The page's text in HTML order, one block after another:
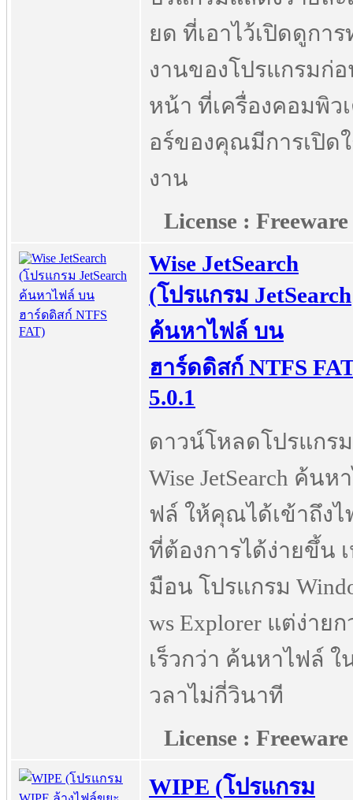
ยด ที่เอาไว้เปิดดูการ
งานของโปรแกรมก่
หน้า ที่เครื่องคอมพิว
อร์ของคุณมีการเปิด
งาน
License : Freeware
Wise JetSearch
(โปรแกรม JetSearch
ค้นหาไฟล์ บน
ฮาร์ดดิสก์ NTFS
5.0.1
ดาวน์โหลดโปรแกรม
Wise JetSearch ค้นห
ฟล์ ให้คุณได้เข้าถึงไ
ที่ต้องการได้ง่ายขึ้น
มือน โปรแกรม
ws Explorer แต่ง่ายก
เร็วกว่า ค้นหาไฟล์ ใ
วลาไม่กี่วินาที
License : Freeware
WIPE (โปรแกรม